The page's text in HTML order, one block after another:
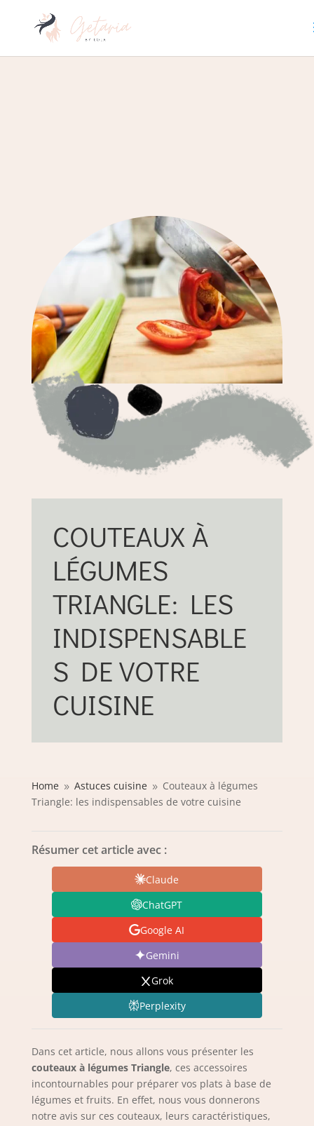
COUTEAUX À
LÉGUMES
TRIANGLE: LES
INDISPENSABLE
S DE VOTRE
CUISINE
Home 9 Astuces cuisine 9 Couteaux à légumes
Triangle: les indispensables de votre cuisine
Résumer cet article avec :
Claude
ChatGPT
Google AI
Gemini
Grok
Perplexity
Dans cet article, nous allons vous présenter les
couteaux à légumes Triangle, ces accessoires
incontournables pour préparer vos plats à base de
légumes et fruits. En effet, nous vous donnerons
notre avis sur ces couteaux, leurs caractéristiques,